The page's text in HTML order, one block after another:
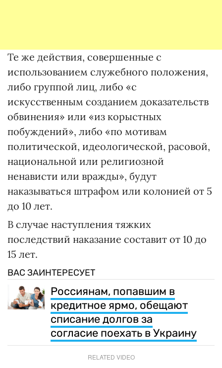
Те же действия, совершенные с
использованием служебного положения,
либо группой лиц, либо «с
искусственным созданием доказательств
обвинения» или «из корыстных
побуждений», либо «по мотивам
политической, идеологической, расовой,
национальной или религиозной
ненависти или вражды», будут
наказываться штрафом или колонией от 5
до 10 лет.
В случае наступления тяжких
последствий наказание составит от 10 до
15 лет.
ВАС ЗАИНТЕРЕСУЕТ
Россиянам, попавшим в
кредитное ярмо, обещают
списание долгов за
согласие поехать в Украину
RELATED VIDEO